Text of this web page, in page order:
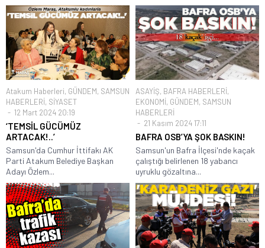
Atakum Haberleri, GÜNDEM, SAMSUN
HABERLERİ, SİYASET
12 Mart 2024 20:19
‘TEMSİL GÜCÜMÜZ
ARTACAK!..’
Samsun'da Cumhur İttifakı AK
Parti Atakum Belediye Başkan
Adayı Özlem...
ASAYİŞ, BAFRA HABERLERİ,
EKONOMİ, GÜNDEM, SAMSUN
HABERLERİ
21 Kasım 2024 17:11
BAFRA OSB’YA ŞOK BASKIN!
Samsun'un Bafra İlçesi'nde kaçak
çalıştığı belirlenen 18 yabancı
uyruklu gözaltına...